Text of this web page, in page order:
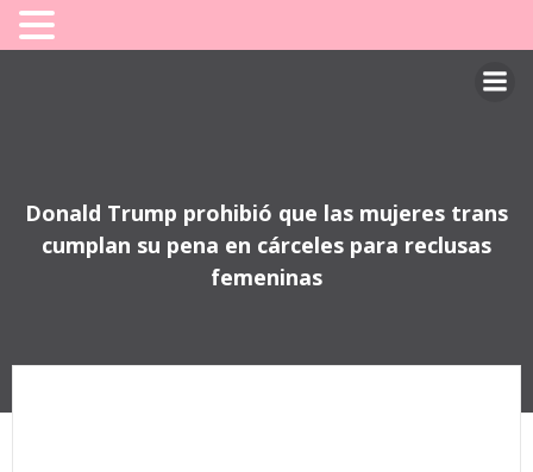
Donald Trump prohibió que las mujeres trans
cumplan su pena en cárceles para reclusas
femeninas